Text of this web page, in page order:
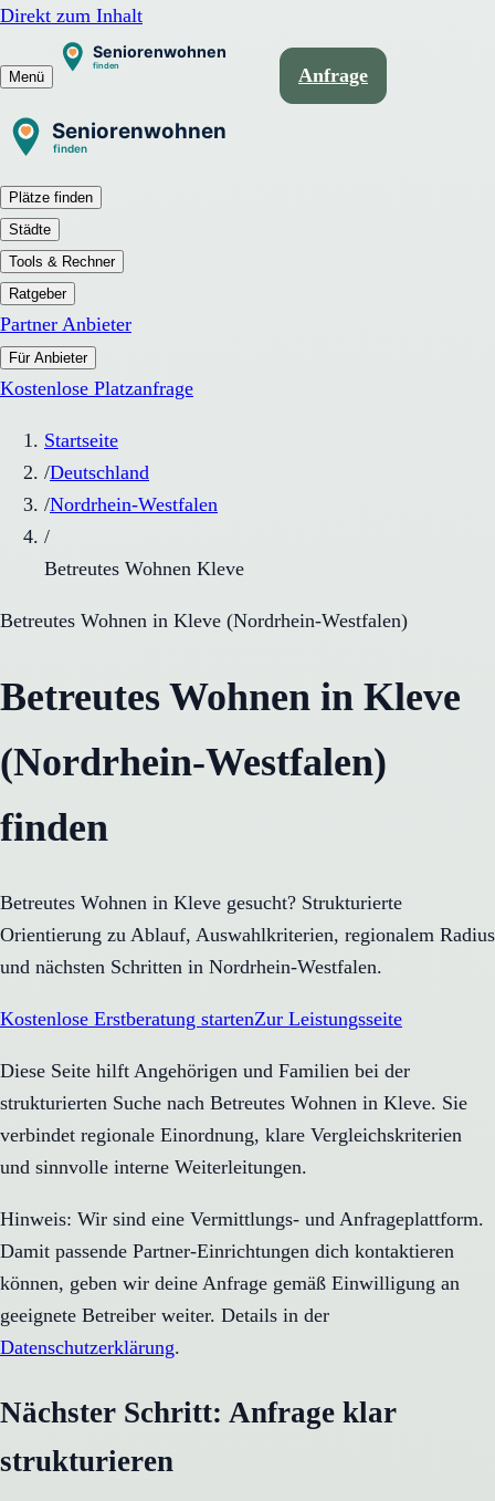
Direkt zum Inhalt
Menü Anfrage
Plätze finden
Städte
Tools & Rechner
Ratgeber
Partner Anbieter
Für Anbieter
Kostenlose Platzanfrage
Startseite
/Deutschland
/Nordrhein-Westfalen
/
Betreutes Wohnen Kleve
Betreutes Wohnen in Kleve (Nordrhein-Westfalen)
Betreutes Wohnen in Kleve
(Nordrhein-Westfalen)
finden
Betreutes Wohnen in Kleve gesucht? Strukturierte
Orientierung zu Ablauf, Auswahlkriterien, regionalem Radius
und nächsten Schritten in Nordrhein-Westfalen.
Kostenlose Erstberatung startenZur Leistungsseite
Diese Seite hilft Angehörigen und Familien bei der
strukturierten Suche nach Betreutes Wohnen in Kleve. Sie
verbindet regionale Einordnung, klare Vergleichskriterien
und sinnvolle interne Weiterleitungen.
Hinweis: Wir sind eine Vermittlungs- und Anfrageplattform.
Damit passende Partner-Einrichtungen dich kontaktieren
können, geben wir deine Anfrage gemäß Einwilligung an
geeignete Betreiber weiter. Details in der
Datenschutzerklärung.
Nächster Schritt: Anfrage klar
strukturieren